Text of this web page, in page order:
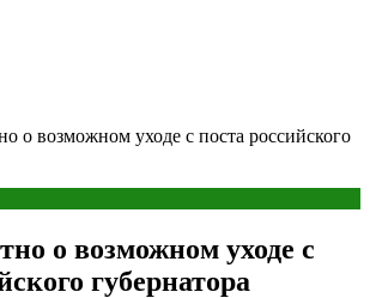
о возможном уходе с поста российского
о возможном уходе с
губернатора